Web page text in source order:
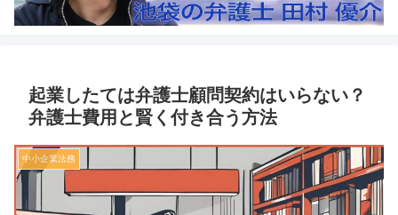
起業したては弁護士顧問契約はいらない？
弁護士費用と賢く付き合う方法
中小企業法務